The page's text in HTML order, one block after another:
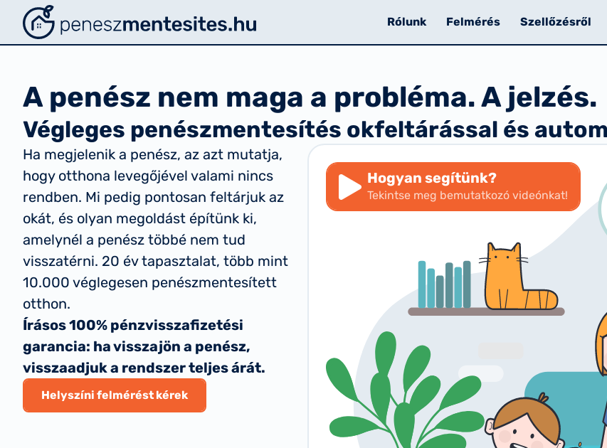
Penészmentesítés
Rólunk Felmérés Szellőzésről
Penészmentesítés.hu
A penész nem maga a probléma. A jelzés.
Végleges penészmentesítés okfeltárással és
Ha megjelenik a penész, az azt mutatja,
hogy otthona levegőjével valami nincs
rendben. Mi pedig pontosan feltárjuk az
okát, és olyan megoldást építünk ki,
amelynél a penész többé nem tud
visszatérni. 20 év tapasztalat, több mint
10.000 véglegesen penészmentesített
otthon.
Írásos 100% pénzvisszafizetési
garancia: ha visszajön a penész,
visszaadjuk a rendszer teljes árát.
Helyszíni felmérést kérek
Hogyan segítünk?
Tekintse meg bemutatkozó videónkat!